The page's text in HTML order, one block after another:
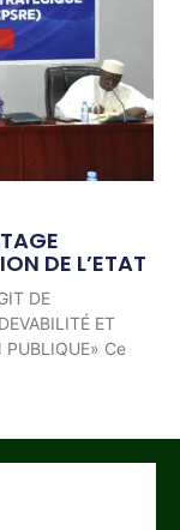
DE L’ETAT
DE
ET
PUBLIQUE» Ce